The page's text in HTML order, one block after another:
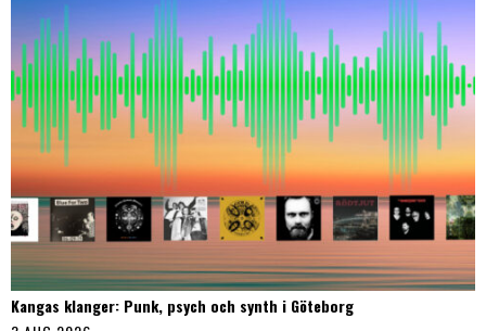
Kangas klanger: Punk, psych och synth i Göteborg